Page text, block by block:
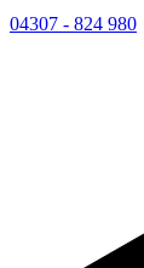
04307 - 824 980